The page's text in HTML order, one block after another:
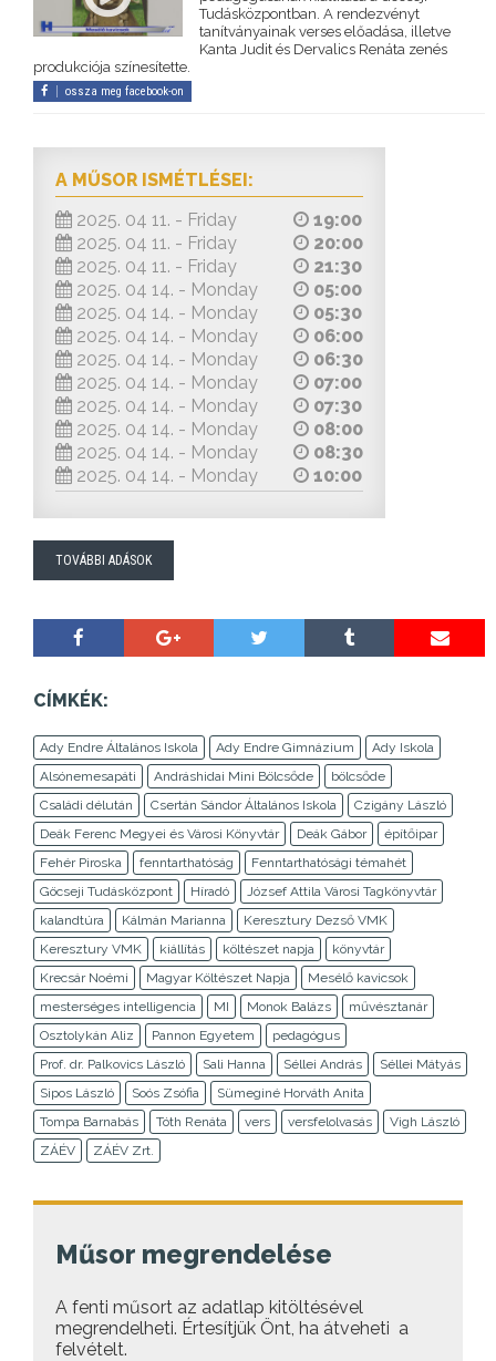
Tudásközpontban. A rendezvényt
tanítványainak verses előadása, illetve
Kanta Judit és Dervalics Renáta zenés
produkciója színesítette.
ossza meg facebook-on
A MŰSOR ISMÉTLÉSEI:
2025. 04 11. - Friday
19:00
2025. 04 11. - Friday
20:00
2025. 04 11. - Friday
21:30
2025. 04 14. - Monday
05:00
2025. 04 14. - Monday
05:30
2025. 04 14. - Monday
06:00
2025. 04 14. - Monday
06:30
2025. 04 14. - Monday
07:00
2025. 04 14. - Monday
07:30
2025. 04 14. - Monday
08:00
2025. 04 14. - Monday
08:30
2025. 04 14. - Monday
10:00
TOVÁBBI ADÁSOK
CÍMKÉK:
Ady Endre Általános Iskola Ady Endre Gimnázium
Ady Iskola
Alsónemesapáti
Andráshidai Mini Bölcsőde
bölcsőde
Családi délután
Csertán Sándor Általános Iskola
Czigány László
Deák Ferenc Megyei és Városi Könyvtár
Deák Gábor
építőipar
Fehér Piroska
fenntarthatóság
Fenntarthatósági témahét
Göcseji Tudásközpont
Híradó
József Attila Városi Tagkönyvtár
kalandtúra
Kálmán Marianna
Keresztury Dezső VMK
Keresztury VMK
kiállítás költészet napja
könyvtár
Krecsár Noémi
Magyar Költészet Napja
Mesélő kavicsok
mesterséges intelligencia
MI Monok Balázs
művésztanár
Osztolykán Aliz
Pannon Egyetem
pedagógus
Prof. dr. Palkovics László
Sali Hanna Séllei András
Séllei Mátyás
Sipos László
Soós Zsófia
Sümeginé Horváth Anita
Tompa Barnabás
Tóth Renáta vers versfelolvasás
Vigh László
ZÁÉV
ZÁÉV Zrt.
Műsor megrendelése
A fenti műsort az adatlap kitöltésével
megrendelheti. Értesítjük Önt, ha átveheti a
felvételt.